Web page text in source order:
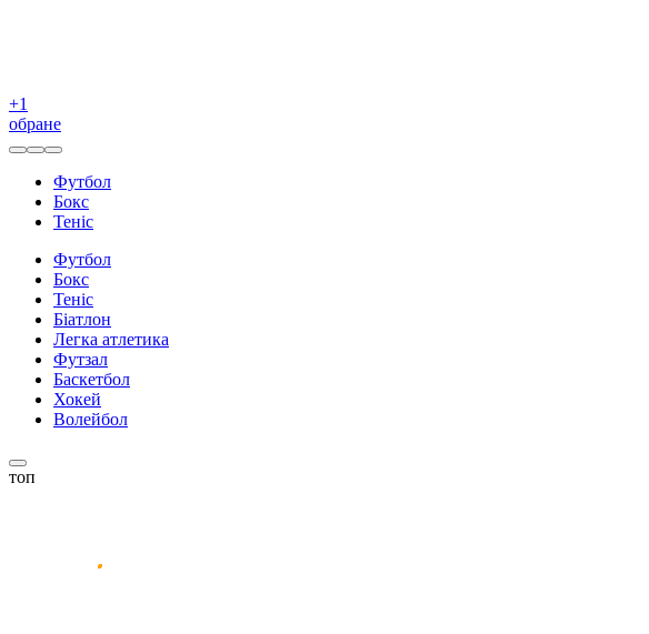
+1
обране
Футбол
Бокс
Теніс
Футбол
Бокс
Теніс
Біатлон
Легка атлетика
Футзал
Баскетбол
Хокей
Волейбол
топ